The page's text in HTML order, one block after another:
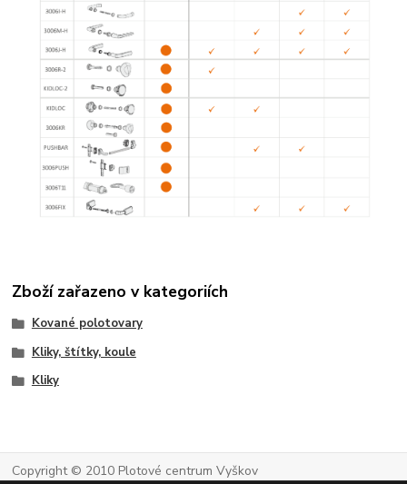
Zboží zařazeno v kategoriích
Kované polotovary
Kliky, štítky, koule
Kliky
Copyright © 2010 Plotové centrum Vyškov